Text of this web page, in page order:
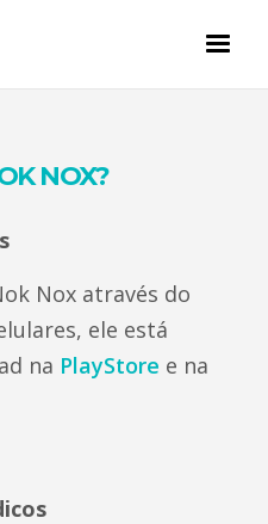
NOX?
Nox através do
ele está
na PlayStore e na